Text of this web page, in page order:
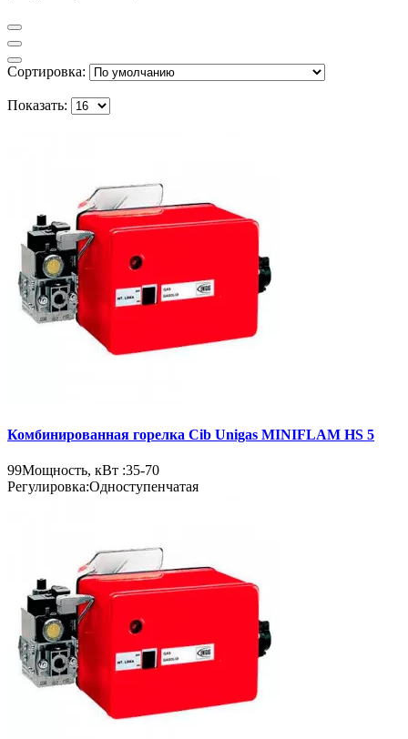
Сортировка:
Показать:
Комбинированная горелка Cib Unigas MINIFLAM HS 5
99Мощность, кВт :35-70
Регулировка:Одноступенчатая